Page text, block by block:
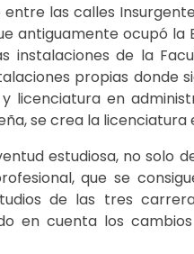
las calles
antiguamente ocupó
instalaciones de la
propias donde
en
se crea la
estudiosa, no solo
que se
de las tres
en cuenta los